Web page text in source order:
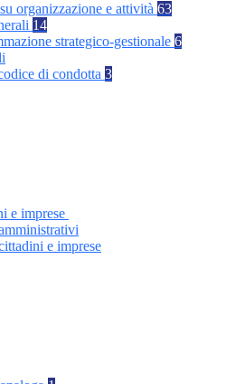
organizzazione e attività 63
14
strategico-gestionale 6
di condotta 3
e imprese
e imprese